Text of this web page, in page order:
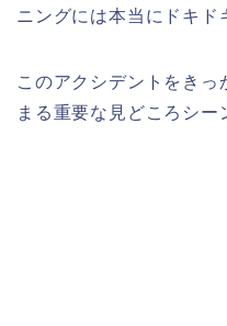
ニングには本当にドキド
このアクシデントをき
まる重要な見どころシー